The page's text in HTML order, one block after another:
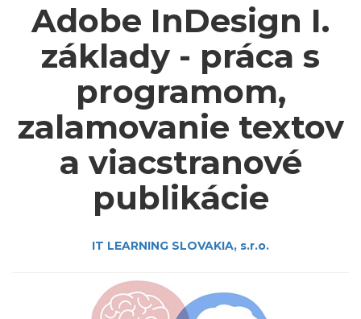
Adobe InDesign I.
základy - práca s
programom,
zalamovanie textov
a viacstranové
publikácie
IT LEARNING SLOVAKIA, s.r.o.